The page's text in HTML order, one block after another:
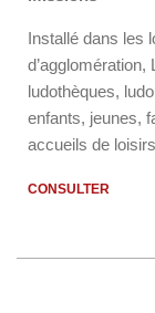
Installé dans les
ludothèques,
enfants, jeunes,
accueils de
CONSULTER